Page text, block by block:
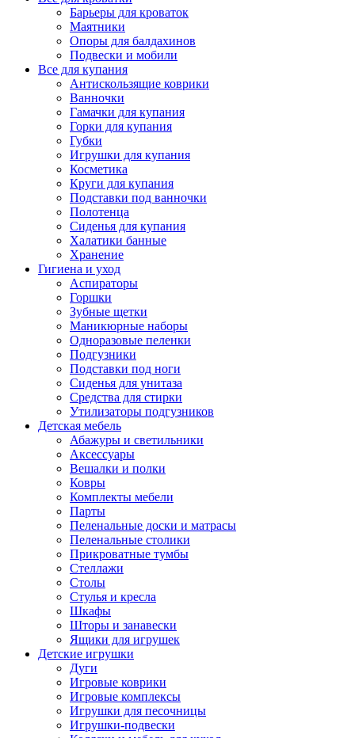
Барьеры для кроваток
Маятники
Опоры для балдахинов
Подвески и мобили
Все для купания
Антискользящие коврики
Ванночки
Гамачки для купания
Горки для купания
Губки
Игрушки для купания
Косметика
Круги для купания
Подставки под ванночки
Полотенца
Сиденья для купания
Халатики банные
Хранение
Гигиена и уход
Аспираторы
Горшки
Зубные щетки
Маникюрные наборы
Одноразовые пеленки
Подгузники
Подставки под ноги
Сиденья для унитаза
Средства для стирки
Утилизаторы подгузников
Детская мебель
Абажуры и светильники
Аксессуары
Вешалки и полки
Ковры
Комплекты мебели
Парты
Пеленальные доски и матрасы
Пеленальные столики
Прикроватные тумбы
Стеллажи
Столы
Стулья и кресла
Шкафы
Шторы и занавески
Ящики для игрушек
Детские игрушки
Дуги
Игровые коврики
Игровые комплексы
Игрушки для песочницы
Игрушки-подвески